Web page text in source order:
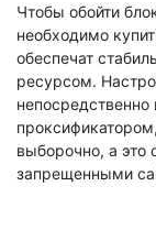
Чтобы обойти
необходимо
обеспечат
ресурсом.
выборочно, а это
запрещенными